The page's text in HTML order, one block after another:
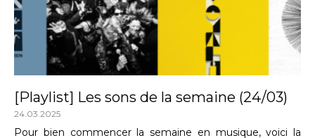
[Playlist] Les sons de la semaine (24/03)
24.03.2025
Pour bien commencer la semaine en musique, voici la